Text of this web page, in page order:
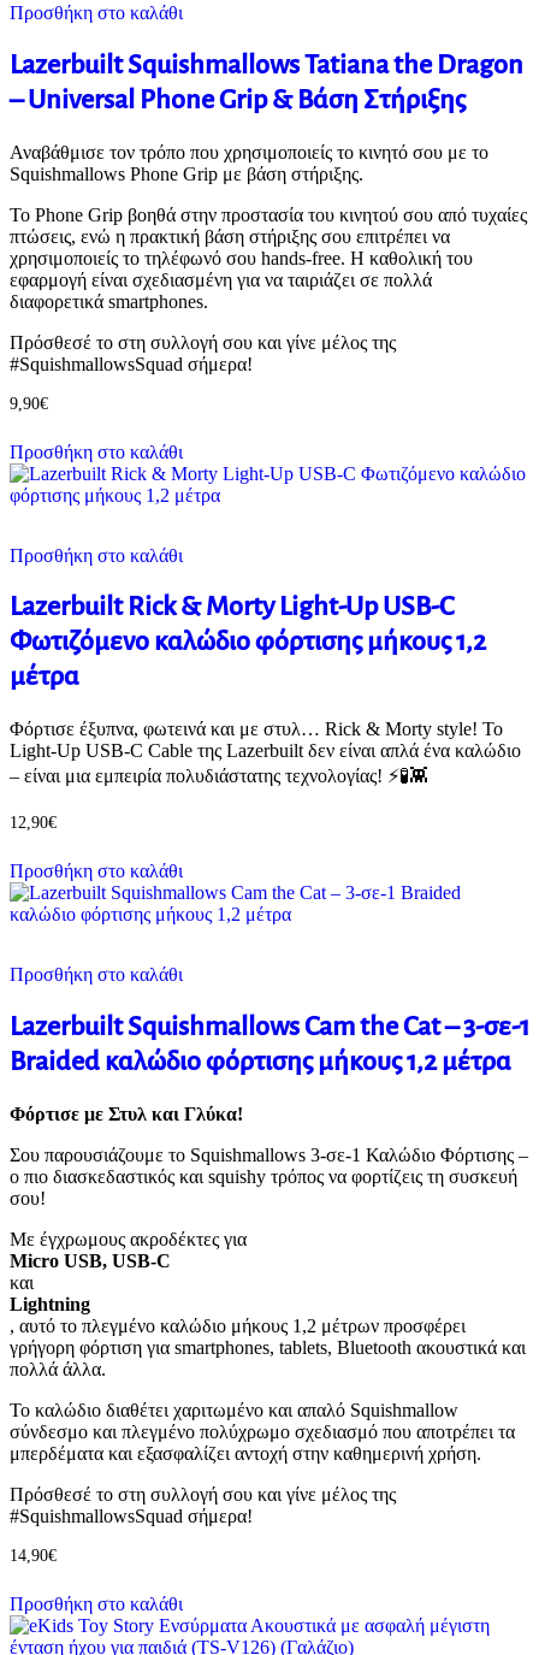
Προσθήκη στο καλάθι
Lazerbuilt Squishmallows Tatiana the Dragon
– Universal Phone Grip & Βάση Στήριξης
Αναβάθμισε τον τρόπο που χρησιμοποιείς το κινητό σου με το
Squishmallows Phone Grip με βάση στήριξης.
Το Phone Grip βοηθά στην προστασία του κινητού σου από τυχαίες
πτώσεις, ενώ η πρακτική βάση στήριξης σου επιτρέπει να
χρησιμοποιείς το τηλέφωνό σου hands-free. Η καθολική του
εφαρμογή είναι σχεδιασμένη για να ταιριάζει σε πολλά
διαφορετικά smartphones.
Πρόσθεσέ το στη συλλογή σου και γίνε μέλος της
#SquishmallowsSquad σήμερα!
9,90€
Προσθήκη στο καλάθι
Προσθήκη στο καλάθι
Lazerbuilt Rick & Morty Light-Up USB-C
Φωτιζόμενο καλώδιο φόρτισης μήκους 1,2
μέτρα
Φόρτισε έξυπνα, φωτεινά και με στυλ… Rick & Morty style! Το
Light-Up USB-C Cable της Lazerbuilt δεν είναι απλά ένα καλώδιο
– είναι μια εμπειρία πολυδιάστατης τεχνολογίας! ⚡🧪👾
12,90€
Προσθήκη στο καλάθι
Προσθήκη στο καλάθι
Lazerbuilt Squishmallows Cam the Cat – 3-σε-1
Braided καλώδιο φόρτισης μήκους 1,2 μέτρα
Φόρτισε με Στυλ και Γλύκα!
Σου παρουσιάζουμε το Squishmallows 3-σε-1 Καλώδιο Φόρτισης –
ο πιο διασκεδαστικός και squishy τρόπος να φορτίζεις τη συσκευή
σου!
Με έγχρωμους ακροδέκτες για
Micro USB, USB-C
και
Lightning
, αυτό το πλεγμένο καλώδιο μήκους 1,2 μέτρων προσφέρει
γρήγορη φόρτιση για smartphones, tablets, Bluetooth ακουστικά και
πολλά άλλα.
Το καλώδιο διαθέτει χαριτωμένο και απαλό Squishmallow
σύνδεσμο και πλεγμένο πολύχρωμο σχεδιασμό που αποτρέπει τα
μπερδέματα και εξασφαλίζει αντοχή στην καθημερινή χρήση.
Πρόσθεσέ το στη συλλογή σου και γίνε μέλος της
#SquishmallowsSquad σήμερα!
14,90€
Προσθήκη στο καλάθι